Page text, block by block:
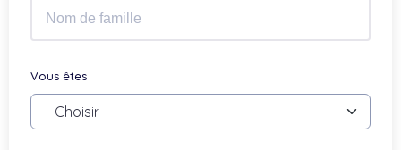
Vous êtes
- Choisir -